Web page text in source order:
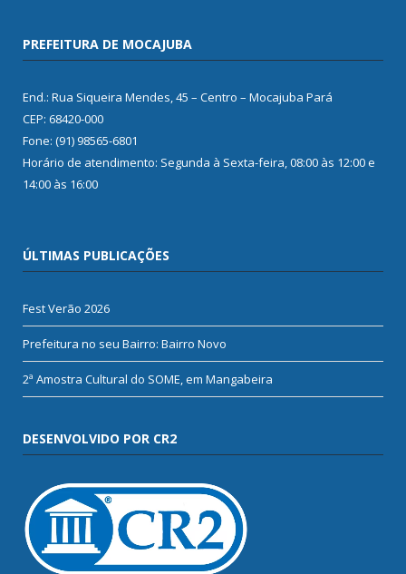
PREFEITURA DE MOCAJUBA
End.: Rua Siqueira Mendes, 45 – Centro – Mocajuba Pará
CEP: 68420-000
Fone: (91) 98565-6801
Horário de atendimento: Segunda à Sexta-feira, 08:00 às 12:00 e
14:00 às 16:00
ÚLTIMAS PUBLICAÇÕES
Fest Verão 2026
Prefeitura no seu Bairro: Bairro Novo
2ª Amostra Cultural do SOME, em Mangabeira
DESENVOLVIDO POR CR2